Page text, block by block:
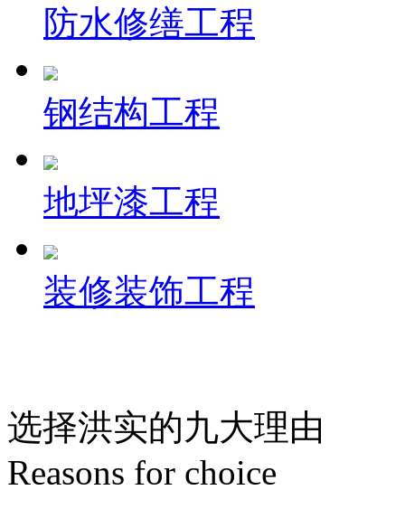
防水修缮工程
钢结构工程
地坪漆工程
装修装饰工程
选择洪实的九大理由
Reasons for choice